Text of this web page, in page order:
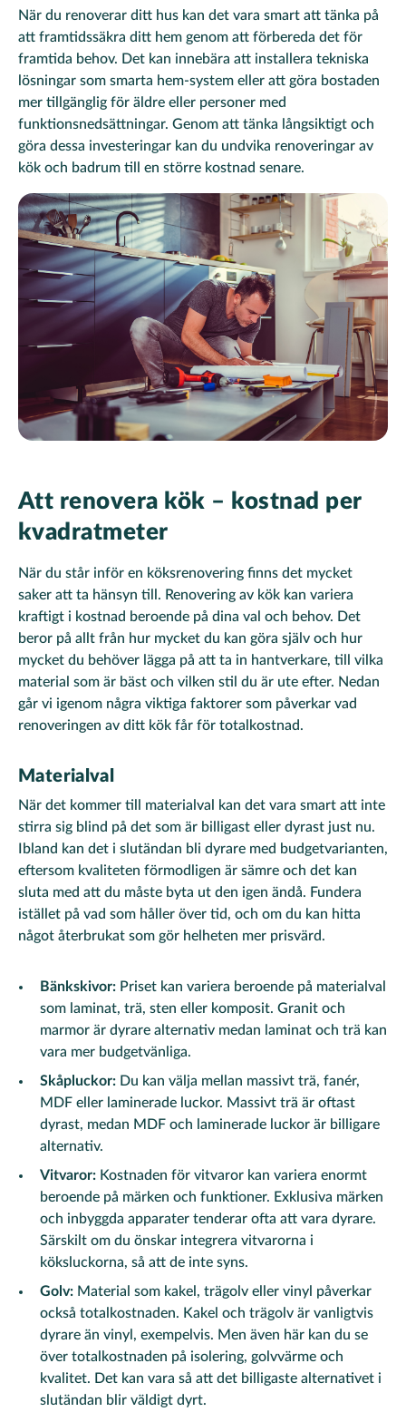
När du renoverar ditt hus kan det vara smart att tänka på
att framtidssäkra ditt hem genom att förbereda det för
framtida behov. Det kan innebära att installera tekniska
lösningar som smarta hem-system eller att göra bostaden
mer tillgänglig för äldre eller personer med
funktionsnedsättningar. Genom att tänka långsiktigt och
göra dessa investeringar kan du undvika renoveringar av
kök och badrum till en större kostnad senare.
Att renovera kök – kostnad per
kvadratmeter
När du står inför en köksrenovering finns det mycket
saker att ta hänsyn till. Renovering av kök kan variera
kraftigt i kostnad beroende på dina val och behov. Det
beror på allt från hur mycket du kan göra själv och hur
mycket du behöver lägga på att ta in hantverkare, till vilka
material som är bäst och vilken stil du är ute efter. Nedan
går vi igenom några viktiga faktorer som påverkar vad
renoveringen av ditt kök får för totalkostnad.
Materialval
När det kommer till materialval kan det vara smart att inte
stirra sig blind på det som är billigast eller dyrast just nu.
Ibland kan det i slutändan bli dyrare med budgetvarianten,
eftersom kvaliteten förmodligen är sämre och det kan
sluta med att du måste byta ut den igen ändå. Fundera
istället på vad som håller över tid, och om du kan hitta
något återbrukat som gör helheten mer prisvärd.
Bänkskivor: Priset kan variera beroende på materialval
som laminat, trä, sten eller komposit. Granit och
marmor är dyrare alternativ medan laminat och trä kan
vara mer budgetvänliga.
Skåpluckor: Du kan välja mellan massivt trä, fanér,
MDF eller laminerade luckor. Massivt trä är oftast
dyrast, medan MDF och laminerade luckor är billigare
alternativ.
Vitvaror: Kostnaden för vitvaror kan variera enormt
beroende på märken och funktioner. Exklusiva märken
och inbyggda apparater tenderar ofta att vara dyrare.
Särskilt om du önskar integrera vitvarorna i
köksluckorna, så att de inte syns.
Golv: Material som kakel, trägolv eller vinyl påverkar
också totalkostnaden. Kakel och trägolv är vanligtvis
dyrare än vinyl, exempelvis. Men även här kan du se
över totalkostnaden på isolering, golvvärme och
kvalitet. Det kan vara så att det billigaste alternativet i
slutändan blir väldigt dyrt.